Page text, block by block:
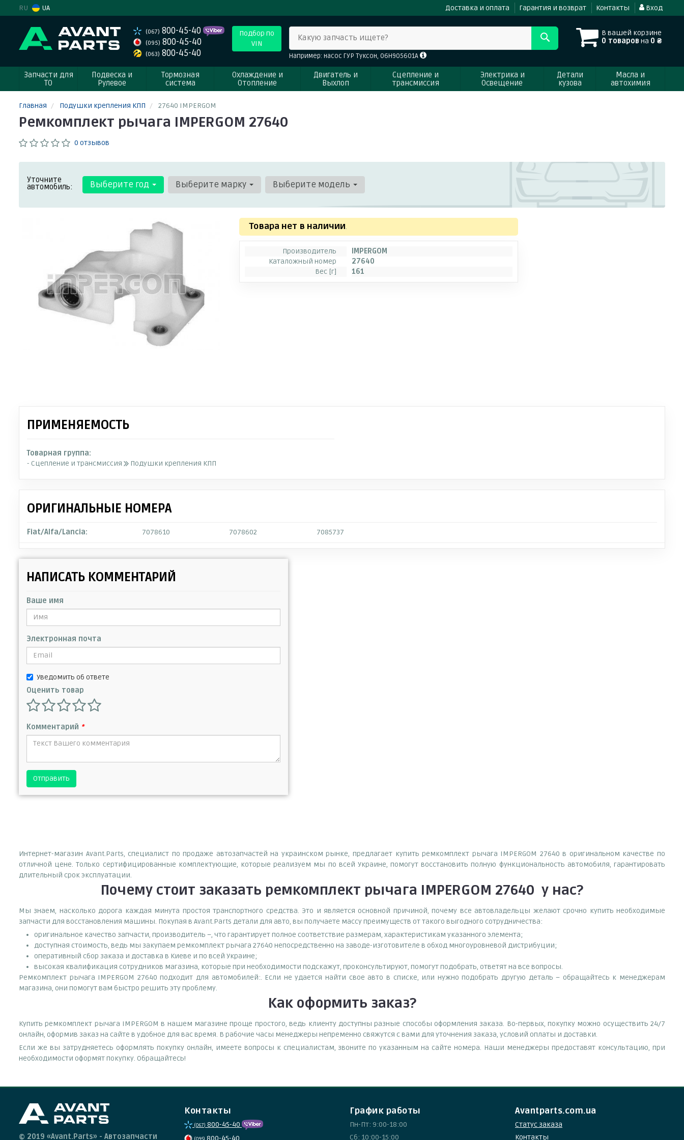
RU UA Доставка и оплата Гарантия и возврат Контакты Вход
(067) 800-45-40
(095) 800-45-40
(063) 800-45-40
Подбор по
VIN
В вашей корзине
0 товаров на 0 ₴
Какую запчасть ищете?
Например: насос ГУР Туксон, 06H905601A
Запчасти для
ТО
Подвеска и
Рулевое
Тормозная
система
Охлаждение и
Отопление
Двигатель и
Выхлоп
Сцепление и
трансмиссия
Электрика и
Освещение
Детали
кузова
Масла и
автохимия
Главная Подушки крепления КПП 27640 IMPERGOM
Ремкомплект рычага IMPERGOM 27640
0 отзывов
Уточните
автомобиль: Выберите год Выберите марку Выберите модель
Товара нет в наличии.
Производитель
IMPERGOM
Каталожный номер
27640
Вес [г]
161
ПРИМЕНЯЕМОСТЬ
Товарная группа:
- Сцепление и трансмиссия
Подушки крепления КПП
ОРИГИНАЛЬНЫЕ НОМЕРА
Fiat/Alfa/Lancia: 7078610 7078602 7085737
НАПИСАТЬ КОММЕНТАРИЙ
Ваше имя
Электронная почта
Уведомить об ответе
Оценить товар
Комментарий *
Отправить
Интернет-магазин Avant.Parts, специалист по продаже автозапчастей на украинском рынке, предлагает купить ремкомплект рычага IMPERGOM 27640 в оригинальном качестве по
отличной цене. Только сертифицированные комплектующие, которые реализуем мы по всей Украине, помогут восстановить полную функциональность автомобиля, гарантировать
длительный срок эксплуатации.
Почему стоит заказать ремкомплект рычага IMPERGOM 27640 у нас?
Мы знаем, насколько дорога каждая минута простоя транспортного средства. Это и является основной причиной, почему все автовладельцы желают срочно купить необходимые
запчасти для восстановления машины. Покупая в Avant.Parts детали для авто, вы получаете массу преимуществ от такого выгодного сотрудничества:
оригинальное качество запчасти, производитель –, что гарантирует полное соответствие размерам, характеристикам указанного элемента;
доступная стоимость, ведь мы закупаем ремкомплект рычага 27640 непосредственно на заводе-изготовителе в обход многоуровневой дистрибуции;
оперативный сбор заказа и доставка в Киеве и по всей Украине;
высокая квалификация сотрудников магазина, которые при необходимости подскажут, проконсультируют, помогут подобрать, ответят на все вопросы.
Ремкомплект рычага IMPERGOM 27640 подходит для автомобилей:. Если не удается найти свое авто в списке, или нужно подобрать другую деталь – обращайтесь к менеджерам
магазина, они помогут вам быстро решить эту проблему.
Как оформить заказ?
Купить ремкомплект рычага IMPERGOM в нашем магазине проще простого, ведь клиенту доступны разные способы оформления заказа. Во-первых, покупку можно осуществить 24/7
онлайн, оформив заказ на сайте в удобное для вас время. В рабочие часы менеджеры непременно свяжутся с вами для уточнения заказа, условий оплаты и доставки.
Если же вы затрудняетесь оформлять покупку онлайн, имеете вопросы к специалистам, звоните по указанным на сайте номера. Наши менеджеры предоставят консультацию, при
необходимости оформят покупку. Обращайтесь!
© 2019 «Avant.Parts» - Автозапчасти
Контакты
(067) 800-45-40
800-45-40
График работы
Пн-Пт: 9:00-18:00
Сб: 10:00-15:00
Avantparts.com.ua
Статус заказа
Контакты